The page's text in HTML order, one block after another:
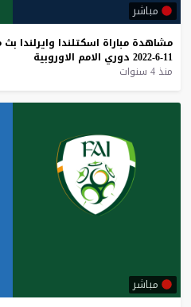
مباشر
مشاهدة مباراة اسكتلندا وايرلندا بث
11-6-2022
دوري الامم الاوروبية
منذ 4 سنوات
مباشر